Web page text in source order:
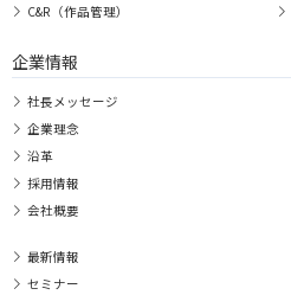
C&R（作品管理）
企業情報
社長メッセージ
企業理念
沿革
採用情報
会社概要
最新情報
セミナー